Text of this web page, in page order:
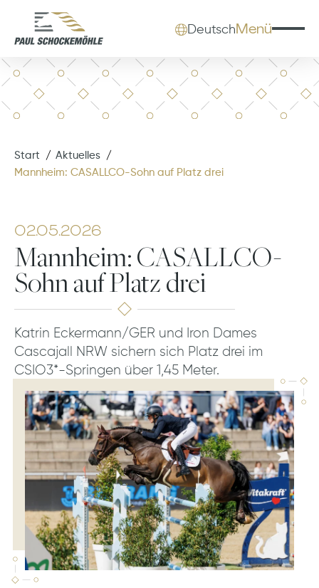
DeutschMenü
Start
Aktuelles
Mannheim: CASALLCO-Sohn auf Platz drei
02.05.2026
Mannheim: CASALLCO-
Sohn auf Platz drei
Katrin Eckermann/GER und Iron Dames
Cascajall NRW sichern sich Platz drei im
CSIO3*-Springen über 1,45 Meter.